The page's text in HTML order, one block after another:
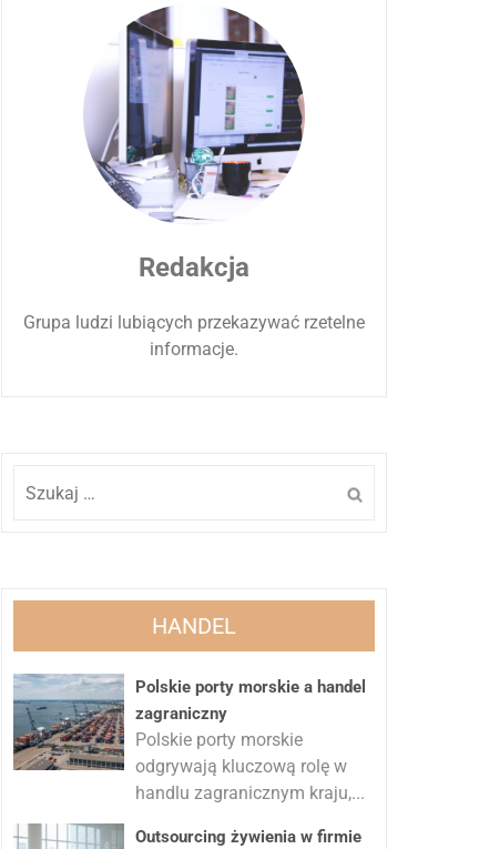
Redakcja
Grupa ludzi lubiących przekazywać rzetelne
informacje.
HANDEL
Polskie porty morskie a handel
zagraniczny
Polskie porty morskie
odgrywają kluczową rolę w
handlu zagranicznym kraju,...
Outsourcing żywienia w firmie